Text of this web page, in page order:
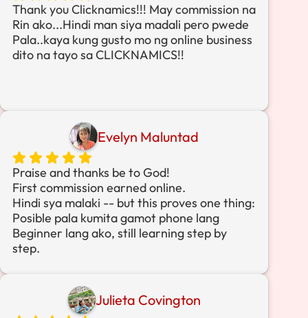
Thank you Clicknamics!!! May commission na
Rin ako...Hindi man siya madali pero pwede
Pala..kaya kung gusto mo ng online business
dito na tayo sa CLICKNAMICS!!
Evelyn Maluntad
Praise and thanks be to God!
First commission earned online.
Hindi sya malaki -- but this proves one thing:
Posible pala kumita gamot phone lang
Beginner lang ako, still learning step by
step.
Many thanks to Clicknamics and to all your
support Clicknamics team !!
Julieta Covington